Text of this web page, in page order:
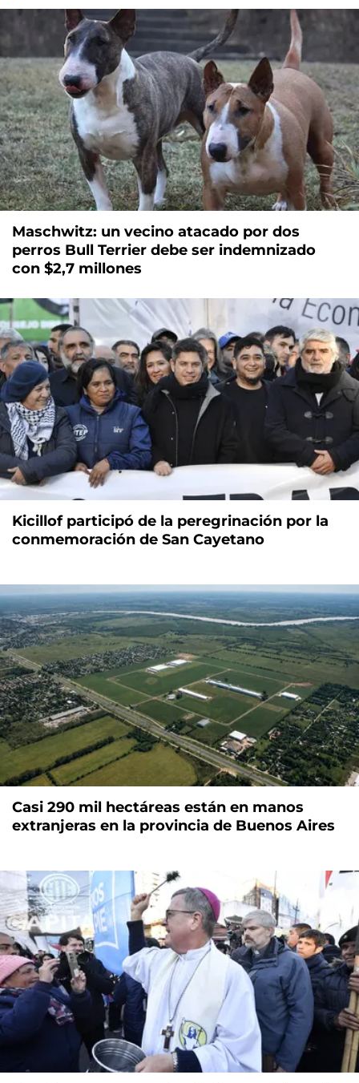
Maschwitz: un vecino atacado por dos
perros Bull Terrier debe ser indemnizado
con $2,7 millones
Kicillof participó de la peregrinación por la
conmemoración de San Cayetano
Casi 290 mil hectáreas están en manos
extranjeras en la provincia de Buenos Aires